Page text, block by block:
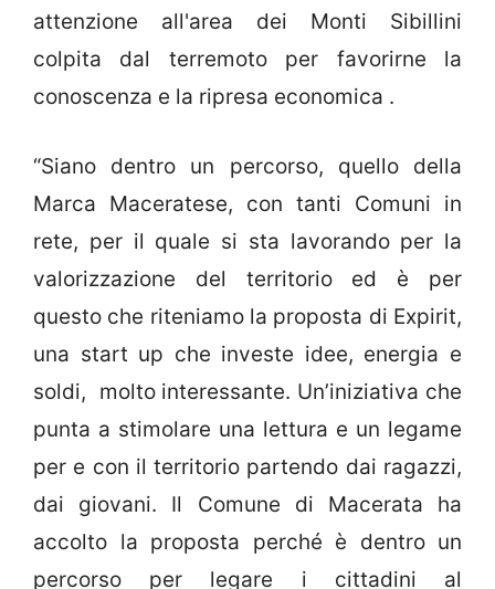
attenzione all'area dei Monti Sibillini
colpita dal terremoto per favorirne la
conoscenza e la ripresa economica .
“Siano dentro un percorso, quello della
Marca Maceratese, con tanti Comuni in
rete, per il quale si sta lavorando per la
valorizzazione del territorio ed è per
questo che riteniamo la proposta di Expirit,
una start up che investe idee, energia e
soldi, molto interessante. Un’iniziativa che
punta a stimolare una lettura e un legame
per e con il territorio partendo dai ragazzi,
dai giovani. Il Comune di Macerata ha
accolto la proposta perché è dentro un
percorso per legare i cittadini al